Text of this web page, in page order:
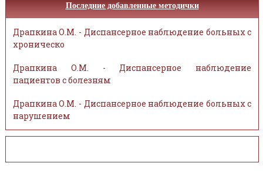
Последние добавленные методички
Драпкина О.М. - Диспансерное наблюдение больных с
хроническо
Драпкина О.М. - Диспансерное наблюдение
пациентов с болезням
Драпкина О.М. - Диспансерное наблюдение больных с
нарушением